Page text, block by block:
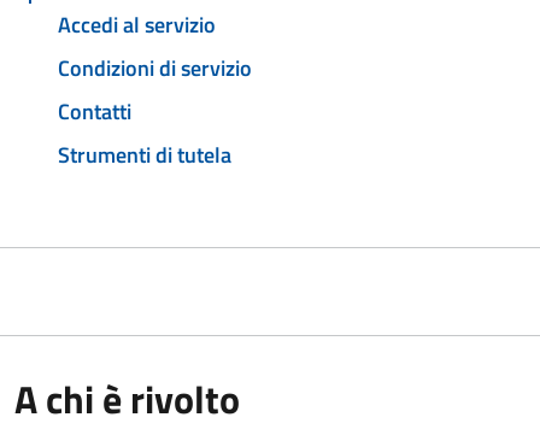
Accedi al servizio
Condizioni di servizio
Contatti
Strumenti di tutela
A chi è rivolto